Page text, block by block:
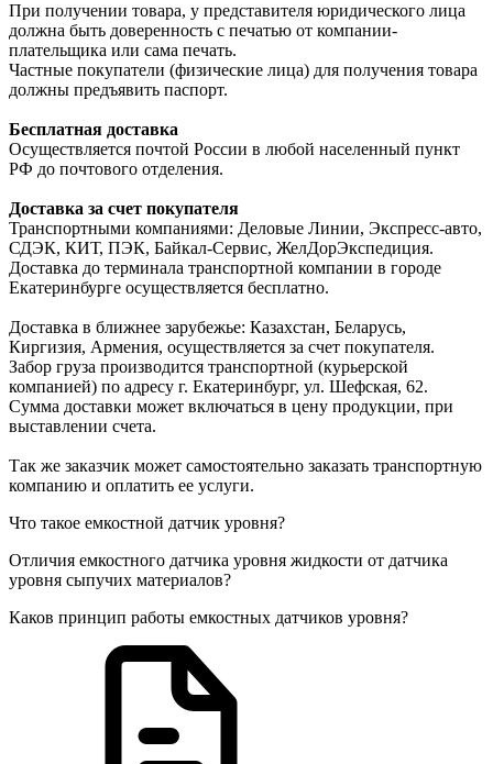
При получении товара, у представителя юридического лица
должна быть доверенность с печатью от компании-
плательщика или сама печать.
Частные покупатели (физические лица) для получения товара
должны предъявить паспорт.
Бесплатная доставка
Осуществляется почтой России в любой населенный пункт
РФ до почтового отделения.
Доставка за счет покупателя
Транспортными компаниями: Деловые Линии, Экспресс-авто,
СДЭК, КИТ, ПЭК, Байкал-Сервис, ЖелДорЭкспедиция.
Доставка до терминала транспортной компании в городе
Екатеринбурге осуществляется бесплатно.
Доставка в ближнее зарубежье: Казахстан, Беларусь,
Киргизия, Армения, осуществляется за счет покупателя.
Забор груза производится транспортной (курьерской
компанией) по адресу г. Екатеринбург, ул. Шефская, 62.
Сумма доставки может включаться в цену продукции, при
выставлении счета.
Так же заказчик может самостоятельно заказать транспортную
компанию и оплатить ее услуги.
Что такое емкостной датчик уровня?
Отличия емкостного датчика уровня жидкости от датчика
уровня сыпучих материалов?
Каков принцип работы емкостных датчиков уровня?